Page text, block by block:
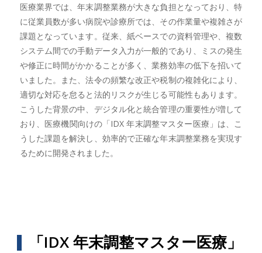
医療業界では、年末調整業務が大きな負担となっており、特
に従業員数が多い病院や診療所では、その作業量や複雑さが
課題となっています。従来、紙ベースでの資料管理や、複数
システム間での手動データ入力が一般的であり、ミスの発生
や修正に時間がかかることが多く、業務効率の低下を招いて
いました。また、法令の頻繁な改正や税制の複雑化により、
適切な対応を怠ると法的リスクが生じる可能性もあります。
こうした背景の中、デジタル化と統合管理の重要性が増して
おり、医療機関向けの「IDX 年末調整マスター医療」は、こ
うした課題を解決し、効率的で正確な年末調整業務を実現す
るために開発されました。
「IDX 年末調整マスター医療」